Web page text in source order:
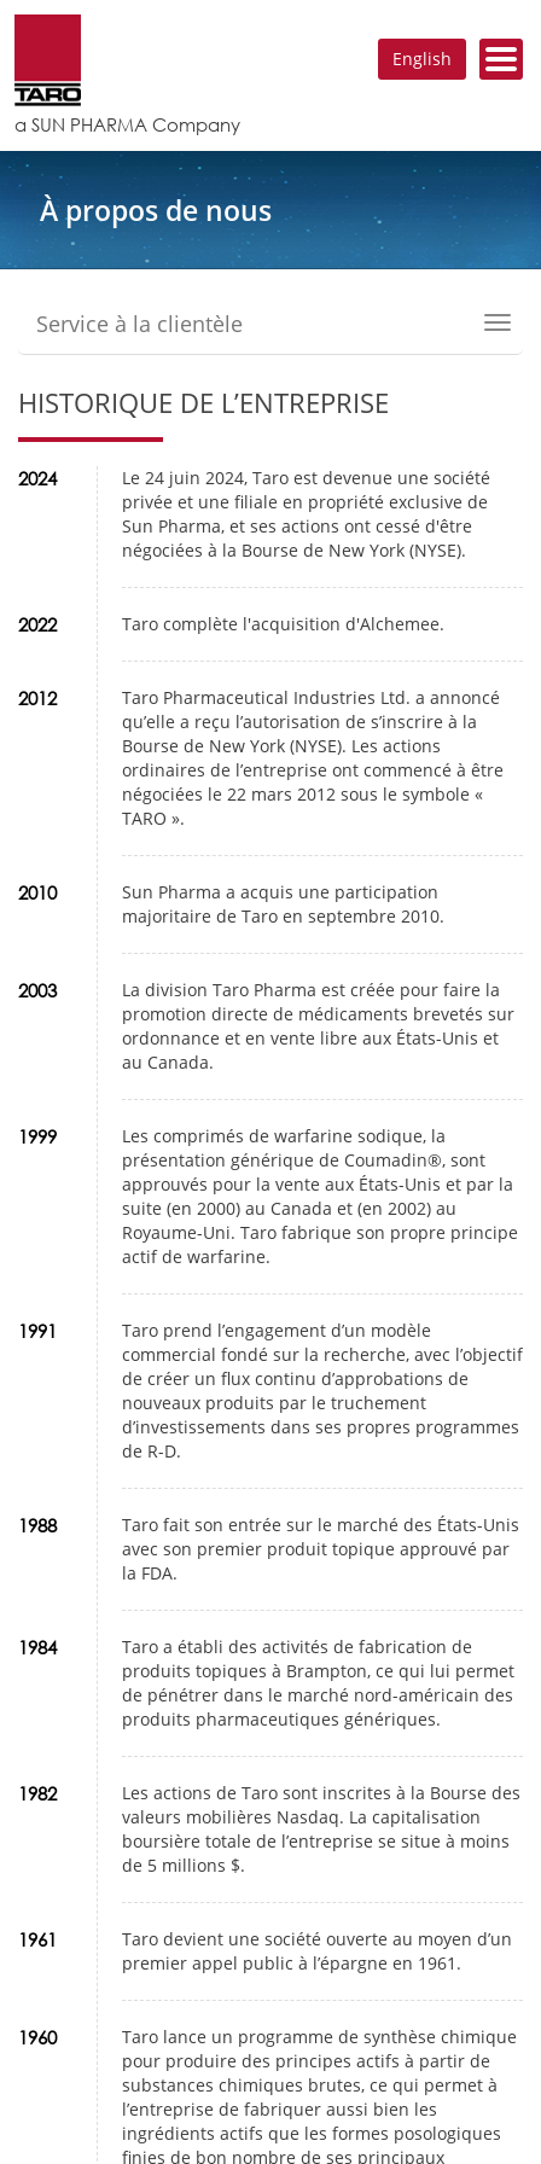
English
a SUN PHARMA Company
À propos de nous
Service à la clientèle
HISTORIQUE DE L’ENTREPRISE
2024
Le 24 juin 2024, Taro est devenue une société
privée et une filiale en propriété exclusive de
Sun Pharma, et ses actions ont cessé d'être
négociées à la Bourse de New York (NYSE).
2022 Taro complète l'acquisition d'Alchemee.
2012
Taro Pharmaceutical Industries Ltd. a annoncé
qu’elle a reçu l’autorisation de s’inscrire à la
Bourse de New York (NYSE). Les actions
ordinaires de l’entreprise ont commencé à être
négociées le 22 mars 2012 sous le symbole «
TARO ».
2010
Sun Pharma a acquis une participation
majoritaire de Taro en septembre 2010.
2003
La division Taro Pharma est créée pour faire la
promotion directe de médicaments brevetés sur
ordonnance et en vente libre aux États-Unis et
au Canada.
1999
Les comprimés de warfarine sodique, la
présentation générique de Coumadin®, sont
approuvés pour la vente aux États-Unis et par la
suite (en 2000) au Canada et (en 2002) au
Royaume-Uni. Taro fabrique son propre principe
actif de warfarine.
1991
Taro prend l’engagement d’un modèle
commercial fondé sur la recherche, avec l’objectif
de créer un flux continu d’approbations de
nouveaux produits par le truchement
d’investissements dans ses propres programmes
de R-D.
1988
Taro fait son entrée sur le marché des États-Unis
avec son premier produit topique approuvé par
la FDA.
1984
Taro a établi des activités de fabrication de
produits topiques à Brampton, ce qui lui permet
de pénétrer dans le marché nord-américain des
produits pharmaceutiques génériques.
1982
Les actions de Taro sont inscrites à la Bourse des
valeurs mobilières Nasdaq. La capitalisation
boursière totale de l’entreprise se situe à moins
de 5 millions $.
1961
Taro devient une société ouverte au moyen d’un
premier appel public à l’épargne en 1961.
1960
Taro lance un programme de synthèse chimique
pour produire des principes actifs à partir de
substances chimiques brutes, ce qui permet à
l’entreprise de fabriquer aussi bien les
ingrédients actifs que les formes posologiques
finies de bon nombre de ses principaux